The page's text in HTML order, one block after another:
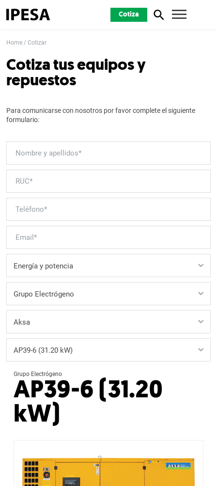
Cotiza
Home Cotizar
Cotiza tus equipos y
repuestos
Para comunicarse con nosotros por favor complete el siguiente
formulario:
Grupo Electrógeno
AP39-6 (31.20
kW)